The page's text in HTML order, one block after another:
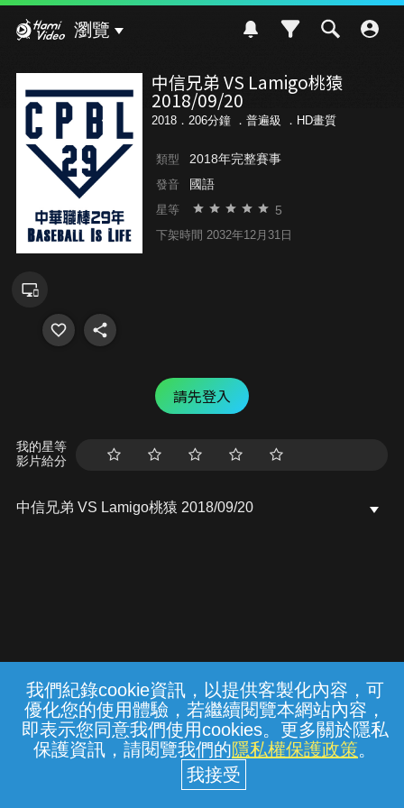
我們紀錄cookie資訊，以提供客製化內容，可
優化您的使用體驗，若繼續閱覽本網站內容，
即表示您同意我們使用cookies。更多關於隱私
保護資訊，請閱覽我們的隱私權保護政策。
瀏覽
中信兄弟 VS Lamigo桃猿
2018/09/20
2018．206分鐘 ． 普遍級 ．HD畫質
類型 2018年完整賽事
發音 國語
星等 5
下架時間 2032年12月31日
請先登入
我的星等
影片給分
中信兄弟 VS Lamigo桃猿 2018/09/20
常見問題 線上客服 服務條款 隱私權保護
中華電信股份有限公司個人家庭分公司
(統一編號：96979949) © 2026
{{notifyMsg}}